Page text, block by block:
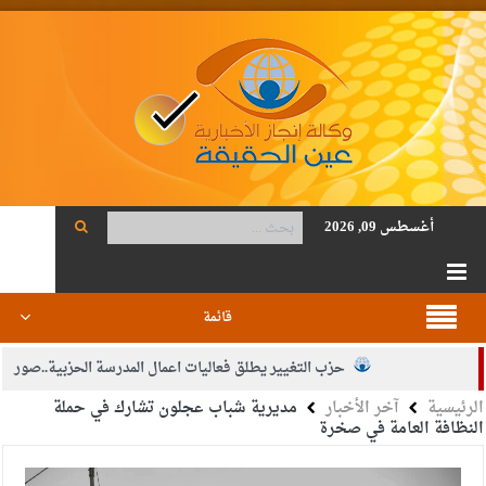
أغسطس 09, 2026
قائمة
حزب التغيير يطلق فعاليات اعمال المدرسة الحزبية..صور
الجيش يفتح باب التجنيد لحملة البكالوريوس في الحقوق والقانون
بيان اجتماع عمّان:دعم الوصاية الهاشمية التاريخية على المقدسات
الرئيسية آخر الأخبار مديرية شباب عجلون تشارك في حملة
النظافة العامة في صخرة